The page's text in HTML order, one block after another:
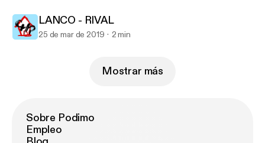
LANCO - RIVAL
25 de mar de 2019 2 min
Mostrar más
Sobre Podimo
Empleo